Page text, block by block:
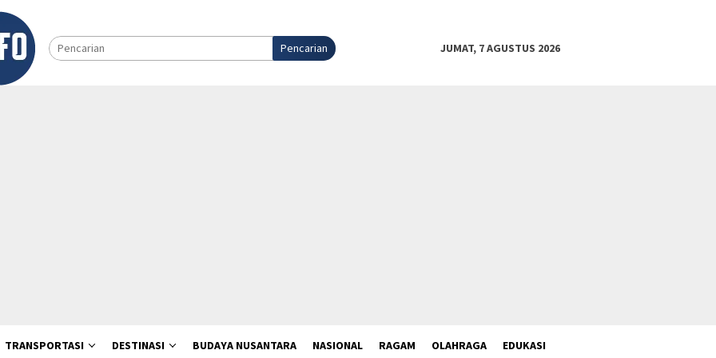
Pencarian JUMAT, 7 AGUSTUS 2026
TRANSPORTASI DESTINASI BUDAYA NUSANTARA NASIONAL RAGAM OLAHRAGA EDUKASI